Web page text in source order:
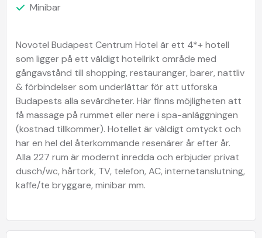
Minibar
Novotel Budapest Centrum Hotel är ett 4*+ hotell
som ligger på ett väldigt hotellrikt område med
gångavstånd till shopping, restauranger, barer, nattliv
& förbindelser som underlättar för att utforska
Budapests alla sevärdheter. Här finns möjligheten att
få massage på rummet eller nere i spa-anläggningen
(kostnad tillkommer). Hotellet är väldigt omtyckt och
har en hel del återkommande resenärer år efter år.
Alla 227 rum är modernt inredda och erbjuder privat
dusch/wc, hårtork, TV, telefon, AC, internetanslutning,
kaffe/te bryggare, minibar mm.